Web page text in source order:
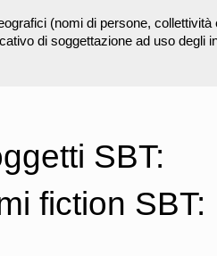
(nomi di persone,
di soggettazione ad uso degli
SBT:
fiction SBT: